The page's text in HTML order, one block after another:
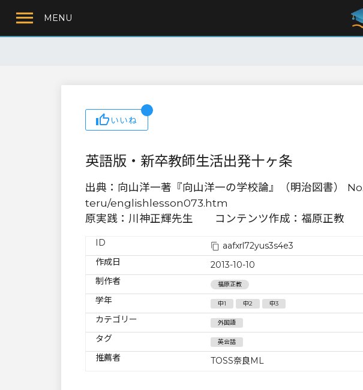
MENU
いいね
英語版・新卒教師生活出発十ヶ条
出典：向山洋一著『向山洋一の学校論』（明治図書）
teru/englishlesson073.htm
原実践：川神正輝先生 コンテンツ作成：福原正教
ID
aafxrl72yus3s4e3
作成日
2013-10-10
制作者
福原正教
学年 中1 中2 中3
カテゴリー 外国語
タグ 英会話
推薦者 TOSS奈良ML